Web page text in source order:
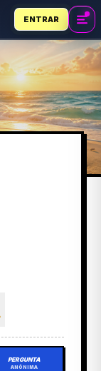
ENTRAR
PERGUNTA
ANÔNIMA